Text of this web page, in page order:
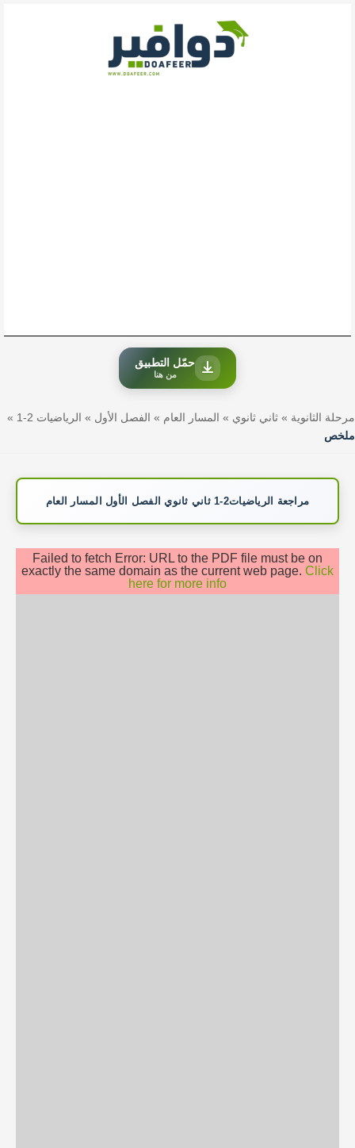
حمّل التطبيق
من هنا
مرحلة الثانوية » ثاني ثانوي » المسار العام » الفصل الأول » الرياضيات 2-1
»
ملخص
مراجعة الرياضيات2-1 ثاني ثانوي الفصل الأول المسار العام
Failed to fetch Error: URL to the PDF file must be on
exactly the same domain as the current web page. Click
here for more info